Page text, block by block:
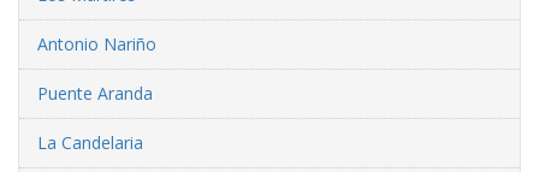
Antonio Nariño
Puente Aranda
La Candelaria